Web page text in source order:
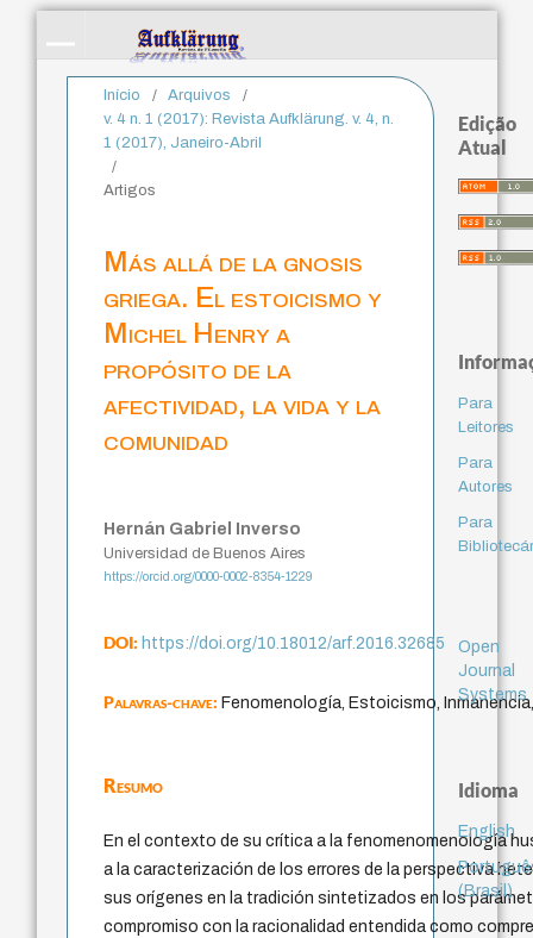
Início / Arquivos
/
v. 4 n. 1 (2017): Revista Aufklärung. v. 4, n.
1 (2017), Janeiro-Abril
/
Artigos
Más allá de la gnosis
griega. El estoicismo y
Michel Henry a
propósito de la
afectividad, la vida y la
comunidad
Hernán Gabriel Inverso
Universidad de Buenos Aires
https://orcid.org/0000-0002-8354-1229
DOI:https://doi.org/10.18012/arf.2016.32685
Palavras-chave:Fenomenología, Estoicismo,
Resumo
En el contexto de su crítica a la fenomenomenología
a la caracterización de los errores de la perspectiva
sus orígenes en la tradición sintetizados en los
compromiso con la racionalidad entendida como
Edição
Atual
Para
Leitores
Para
Autores
Para
Open
Journal
Systems
Idioma
English
(Brasil)